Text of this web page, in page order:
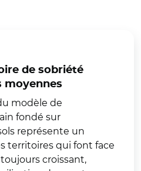
de sobriété
moyennes
modèle de
fondé sur
représente un
territoires qui font face
croissant,